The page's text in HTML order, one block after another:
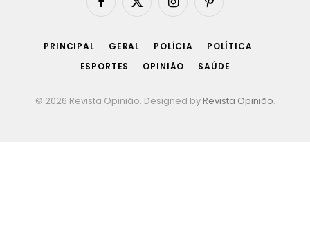
Facebook
X
InstagramPinterest
PRINCIPAL GERAL POLÍCIA
POLÍTICA
ESPORTES
OPINIÃO SAÚDE
© 2026 Revista Opinião. Designed by Revista Opinião.